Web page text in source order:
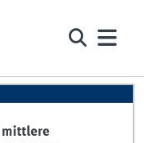
mittlere